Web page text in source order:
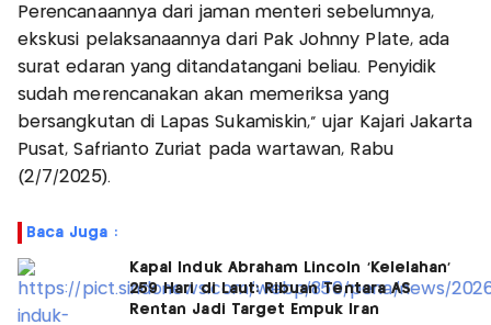
Perencanaannya dari jaman menteri sebelumnya,
ekskusi pelaksanaannya dari Pak Johnny Plate, ada
surat edaran yang ditandatangani beliau. Penyidik
sudah merencanakan akan memeriksa yang
bersangkutan di Lapas Sukamiskin," ujar Kajari Jakarta
Pusat, Safrianto Zuriat pada wartawan, Rabu
(2/7/2025).
Baca Juga :
Kapal Induk Abraham Lincoln 'Kelelahan'
259 Hari di Laut: Ribuan Tentara AS
Rentan Jadi Target Empuk Iran